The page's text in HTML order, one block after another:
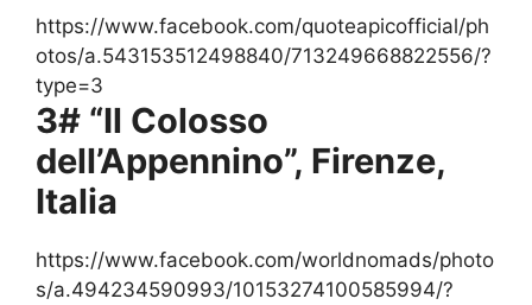
https://www.facebook.com/quoteapicofficial/ph
otos/a.543153512498840/713249668822556/?
type=3
3# “Il Colosso
dell’Appennino”, Firenze,
Italia
https://www.facebook.com/worldnomads/photo
s/a.494234590993/10153274100585994/?